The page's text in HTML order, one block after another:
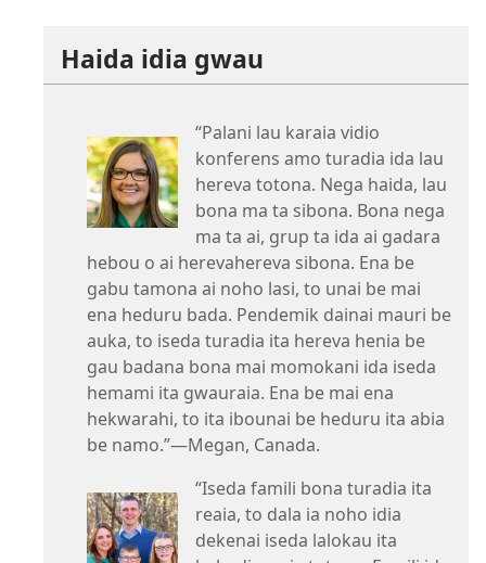
Haida idia gwau
“Palani lau karaia vidio
konferens amo turadia ida lau
hereva totona. Nega haida, lau
bona ma ta sibona. Bona nega
ma ta ai, grup ta ida ai gadara
hebou o ai herevahereva sibona. Ena be
gabu tamona ai noho lasi, to unai be mai
ena heduru bada. Pendemik dainai mauri be
auka, to iseda turadia ita hereva henia be
gau badana bona mai momokani ida iseda
hemami ita gwauraia. Ena be mai ena
hekwarahi, to ita ibounai be heduru ita abia
be namo.”​—Megan, Canada.
“Iseda famili bona turadia ita
reaia, to dala ia noho idia
dekenai iseda lalokau ita